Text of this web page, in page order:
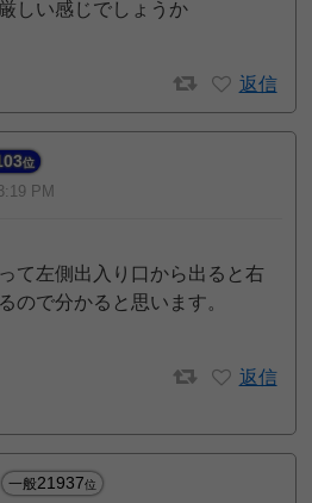
しい感じでしょうか
返信
位
PM
て左側出入り口から出ると右
ので分かると思います。
返信
一般21937位